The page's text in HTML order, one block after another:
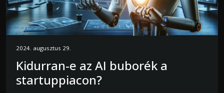
2024. augusztus 29.
Kidurran-e az AI buborék a
startuppiacon?